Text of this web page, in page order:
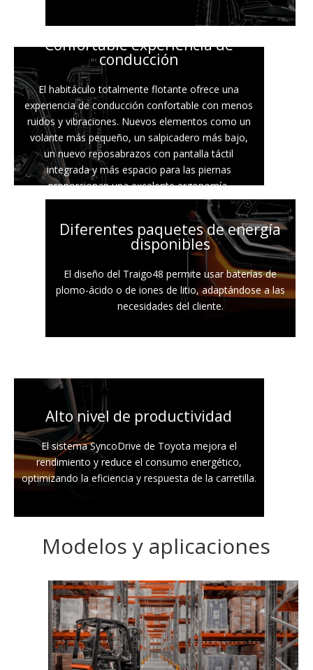
Confortable experiencia de
conducción
El habitáculo totalmente flotante ofrece una
experiencia de conducción confortable con menos
ruidos y vibraciones. Nuevos elementos como un
volante más pequeño, un salpicadero más bajo,
un nuevo reposabrazos con pantalla táctil
integrada y más espacio para las piernas
proporcionan una excelente ergonomía.
Diferentes paquetes de energía
disponibles
El diseño del Traigo48 permite usar baterías de
plomo-ácido o de iones de litio, adaptándose a las
necesidades del cliente.
Alto nivel de productividad
El sistema SyncoDrive de Toyota mejora el
rendimiento y reduce el consumo energético,
optimizando la eficiencia y respuesta de la carretilla.
Modelos y aplicaciones